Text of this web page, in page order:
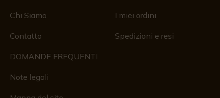
Chi Siamo
Contatto
DOMANDE FREQUENTI
Note legali
I miei ordini
Spedizioni e resi